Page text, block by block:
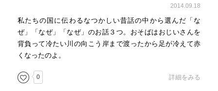
2014.09.18
私たちの国に伝わるなつかしい昔話の中から選んだ「な
ぜ」「なぜ」「なぜ」のお話３つ。おそばはおじいさんを
背負って冷たい川の向こう岸まで渡ったから足が冷えて赤
くなったのよ。
0 詳細をみる